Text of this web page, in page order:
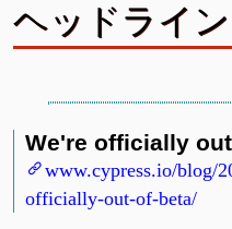
ヘッドライン
We're officially
www.cypress.io/blog/
officially-out-of-beta/